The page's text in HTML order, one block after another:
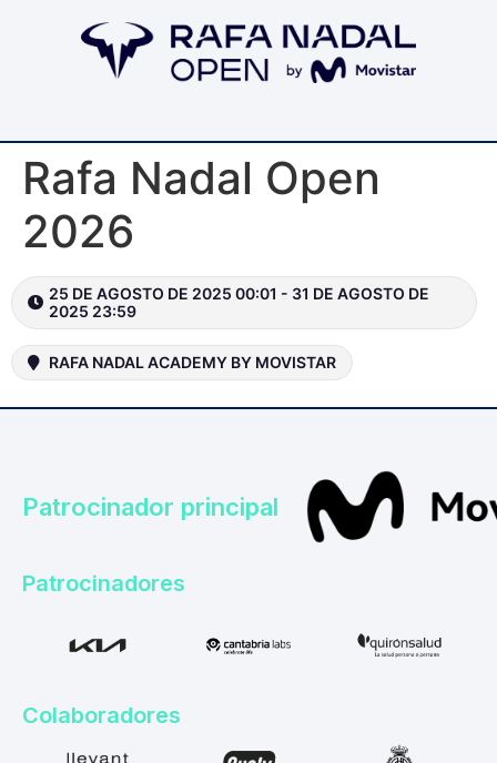
Rafa Nadal Open
2026
25 DE AGOSTO DE 2025 00:01 - 31 DE AGOSTO DE
2025 23:59
RAFA NADAL ACADEMY BY MOVISTAR
Patrocinador principal
Patrocinadores
Colaboradores